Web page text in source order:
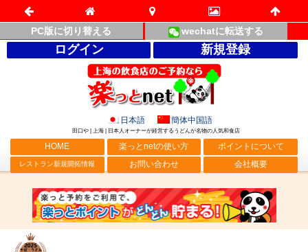
PC版に切り替える wechatに転送する
ログイン 新規登録
日本語 簡体中国語
田口や | 上海 | 日本人オーナーが経営するうどんが名物の人気和食店
HOME 楽っとnetの使い方 ポイントについて
レストラン新規開拓情報 お問い合わせ 会社概要